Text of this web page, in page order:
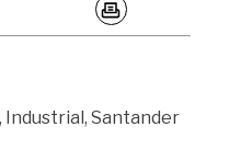
Industrial, Santander